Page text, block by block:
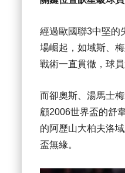
經過歐國聯3中堅的
場崛起，如域斯、
戰術一直貫徹，球員
而卻奧斯、湯馬士
顧2006世界盃的舒
的阿歷山大柏夫洛
盃無緣。